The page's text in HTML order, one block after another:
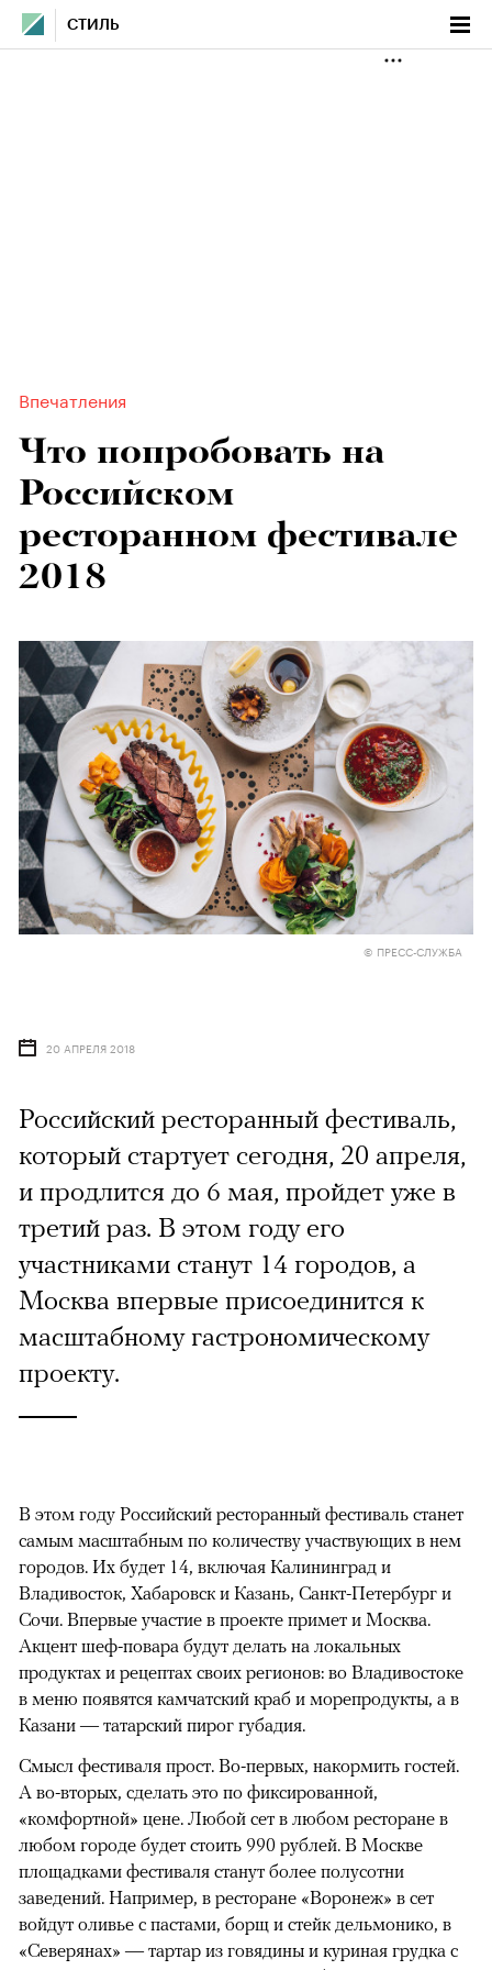
СТИЛЬ
Впечатления
Что попробовать на
Российском
ресторанном фестивале
2018
© ПРЕСС-СЛУЖБА
20 АПРЕЛЯ 2018
Российский ресторанный фестиваль,
который стартует сегодня, 20 апреля,
и продлится до 6 мая, пройдет уже в
третий раз. В этом году его
участниками станут 14 городов, а
Москва впервые присоединится к
масштабному гастрономическому
проекту.
В этом году Российский ресторанный фестиваль станет
самым масштабным по количеству участвующих в нем
городов. Их будет 14, включая Калининград и
Владивосток, Хабаровск и Казань, Санкт-Петербург и
Сочи. Впервые участие в проекте примет и Москва.
Акцент шеф-повара будут делать на локальных
продуктах и рецептах своих регионов: во Владивостоке
в меню появятся камчатский краб и морепродукты, а в
Казани — татарский пирог губадия.
Смысл фестиваля прост. Во-первых, накормить гостей.
А во-вторых, сделать это по фиксированной,
«комфортной» цене. Любой сет в любом ресторане в
любом городе будет стоить 990 рублей. В Москве
площадками фестиваля станут более полусотни
заведений. Например, в ресторане «Воронеж» в сет
войдут оливье с пастами, борщ и стейк дельмонико, в
«Северянах» — тартар из говядины и куриная грудка с